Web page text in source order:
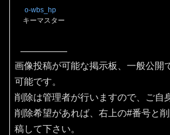
o-wbs_hp
キーマスター
画像投稿が可能な掲示板、一般公開
可能です。
削除は管理者が行いますので、ご自
削除希望があれば、右上の#番号と
稿して下さい。